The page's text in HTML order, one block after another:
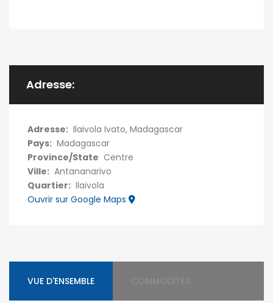
Adresse:
Adresse: Ilaivola Ivato, Madagascar
Pays: Madagascar
Province/State Centre
Ville: Antananarivo
Quartier: Ilaivola
Ouvrir sur Google Maps
VUE D'ENSEMBLE